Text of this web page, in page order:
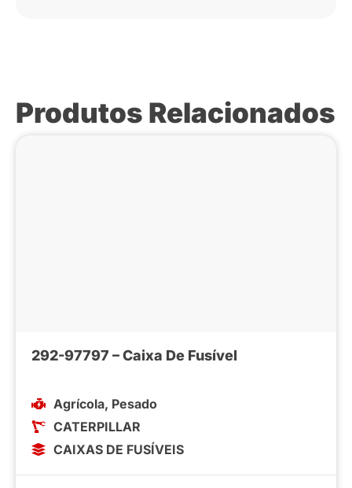
Produtos Relacionados
292-97797 – Caixa De Fusível
Agrícola, Pesado
CATERPILLAR
CAIXAS DE FUSÍVEIS